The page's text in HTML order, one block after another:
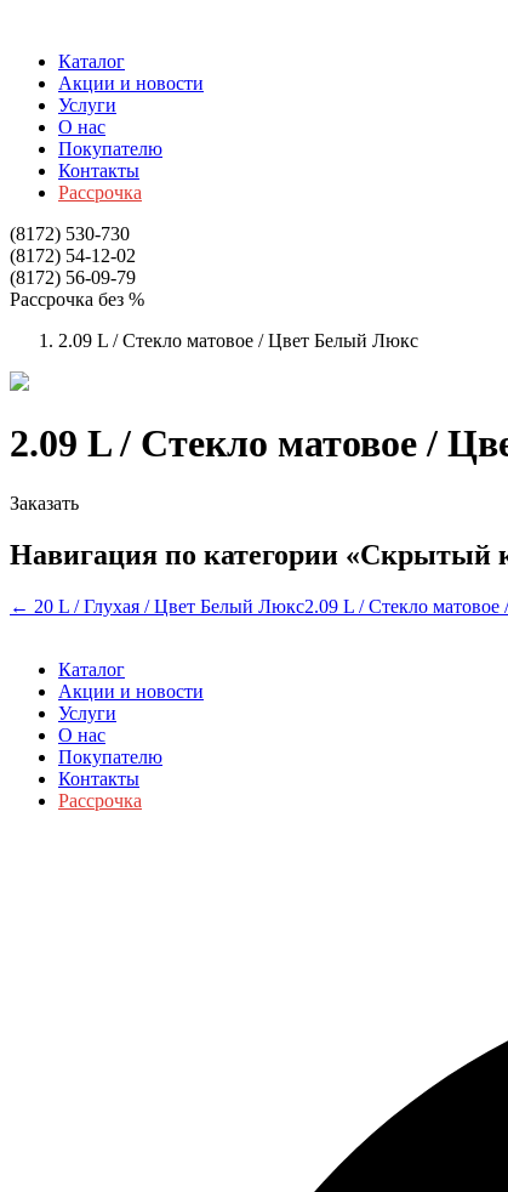
Каталог
Акции и новости
Услуги
О нас
Покупателю
Контакты
Рассрочка
(8172) 530-730
(8172) 54-12-02
(8172) 56-09-79
Рассрочка без %
2.09 L / Стекло матовое / Цвет Белый Люкс
2.09 L / Стекло матовое /
Заказать
Навигация по категории «Скрытый
← 20 L / Глухая / Цвет Белый Люкс2.09 L / Стекло
Каталог
Акции и новости
Услуги
О нас
Покупателю
Контакты
Рассрочка